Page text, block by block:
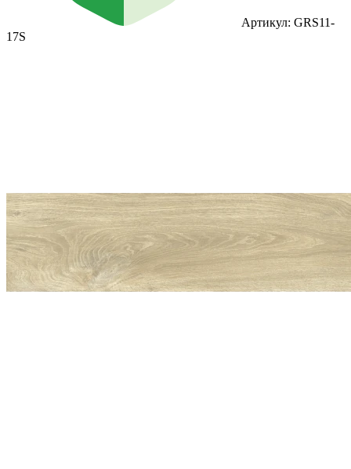
Артикул: GRS11-
17S